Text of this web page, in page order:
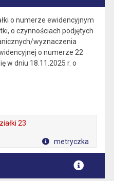
o numerze ewidencyjnym
o czynnościach podjętych
wyznaczenia
o numerze 22
w dniu 18.11.2025 r. o
23
metryczka